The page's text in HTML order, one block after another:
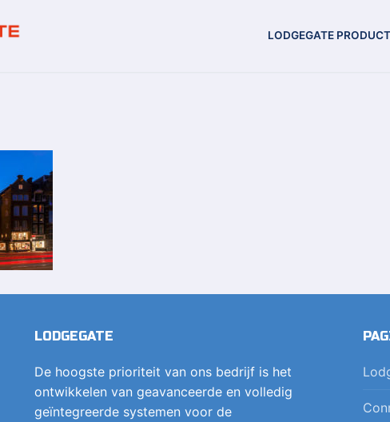
LODGEGATE
LODGEGATE
De hoogste prioriteit van ons bedrijf is het
ontwikkelen van geavanceerde en volledig
geïntegreerde systemen voor de